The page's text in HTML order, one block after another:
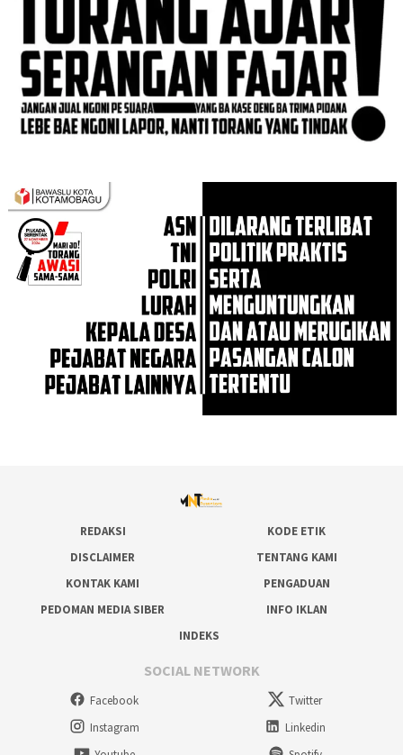
REDAKSI
KODE ETIK
DISCLAIMER
TENTANG KAMI
KONTAK KAMI
PENGADUAN
PEDOMAN MEDIA SIBER
INFO IKLAN
INDEKS
SOCIAL NETWORK
Facebook
Twitter
Instagram
Linkedin